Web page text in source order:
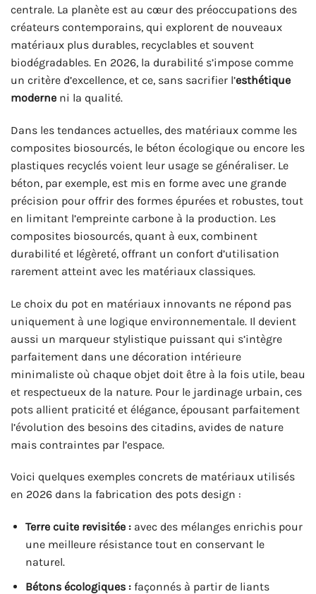
centrale. La planète est au cœur des préoccupations des
créateurs contemporains, qui explorent de nouveaux
matériaux plus durables, recyclables et souvent
biodégradables. En 2026, la durabilité s’impose comme
un critère d’excellence, et ce, sans sacrifier l’esthétique
moderne ni la qualité.
Dans les tendances actuelles, des matériaux comme les
composites biosourcés, le béton écologique ou encore les
plastiques recyclés voient leur usage se généraliser. Le
béton, par exemple, est mis en forme avec une grande
précision pour offrir des formes épurées et robustes, tout
en limitant l’empreinte carbone à la production. Les
composites biosourcés, quant à eux, combinent
durabilité et légèreté, offrant un confort d’utilisation
rarement atteint avec les matériaux classiques.
Le choix du pot en matériaux innovants ne répond pas
uniquement à une logique environnementale. Il devient
aussi un marqueur stylistique puissant qui s’intègre
parfaitement dans une décoration intérieure
minimaliste où chaque objet doit être à la fois utile, beau
et respectueux de la nature. Pour le jardinage urbain, ces
pots allient praticité et élégance, épousant parfaitement
l’évolution des besoins des citadins, avides de nature
mais contraintes par l’espace.
Voici quelques exemples concrets de matériaux utilisés
en 2026 dans la fabrication des pots design :
Terre cuite revisitée :avec des mélanges enrichis pour
une meilleure résistance tout en conservant le
naturel.
Bétons écologiques :façonnés à partir de liants